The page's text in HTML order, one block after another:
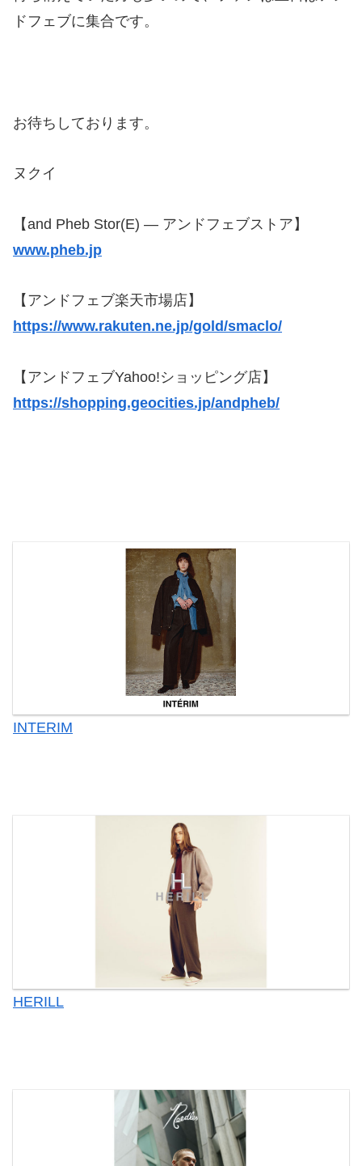
ドフェブに集合です。
お待ちしております。
ヌクイ
【and Pheb Stor(E) — アンドフェブストア】
www.pheb.jp
【アンドフェブ楽天市場店】
https://www.rakuten.ne.jp/gold/smaclo/
【アンドフェブYahoo!ショッピング店】
https://shopping.geocities.jp/andpheb/
INTERIM
HERILL